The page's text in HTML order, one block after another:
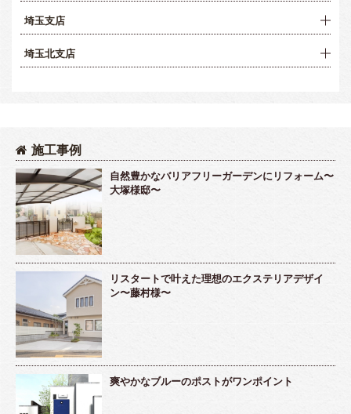
埼玉支店
埼玉北支店
施工事例
自然豊かなバリアフリーガーデンにリフォーム〜
大塚様邸〜
リスタートで叶えた理想のエクステリアデザイ
ン〜藤村様〜
爽やかなブルーのポストがワンポイント